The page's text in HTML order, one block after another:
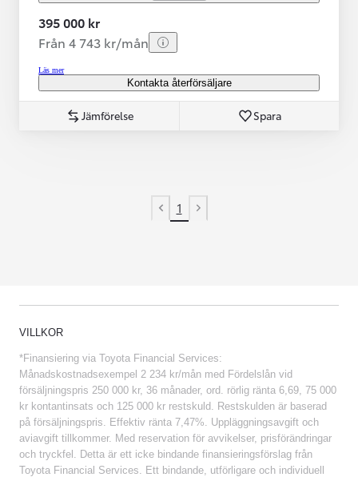
395 000 kr
Från 4 743 kr/mån
Läs mer
Kontakta återförsäljare
Jämförelse Spara
Previous page
1
Next page
VILLKOR
*Finansiering via Toyota Financial Services:
Månadskostnadsexempel 2 234 kr/mån med Fördelslån vid
försäljningspris 250 000 kr, 36 månader, ord. rörlig ränta 6,69, 75 000
kr kontantinsats och 125 000 kr restskuld. Restskulden är baserad
på försäljningspris. Effektiv ränta 7,47%. Uppläggningsavgift och
aviavgift tillkommer. Med reservation för avvikelser, prisförändringar
och tryckfel. Detta är ett icke bindande finansieringsförslag från
Toyota Financial Services. Ett bindande, utförligare och individuell